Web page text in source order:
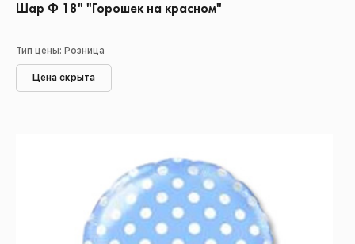
Шар Ф 18" "Горошек на красном"
Тип цены: Розница
Цена скрыта